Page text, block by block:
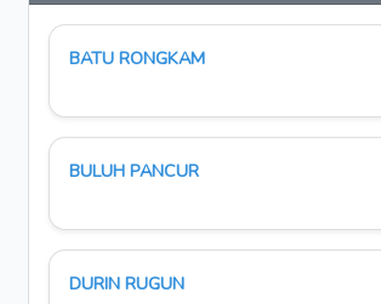
BATU RONGKAM
BULUH PANCUR
DURIN RUGUN